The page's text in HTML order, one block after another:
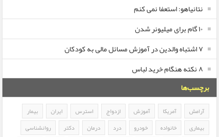
نتانیاهو: استعفا نمی کنم
۱۰ گام برای میلیونر شدن
۷ اشتباه والدین در آموزش مسائل مالی به کودکان
۸ نکته هنگام خرید لباس
برچسب‌ها
آرامش آمریکا آموزش ازدواج استرس ایران
بیمار
بیماری
خانواده خودرو درد درمان دکتر
روانشناسی